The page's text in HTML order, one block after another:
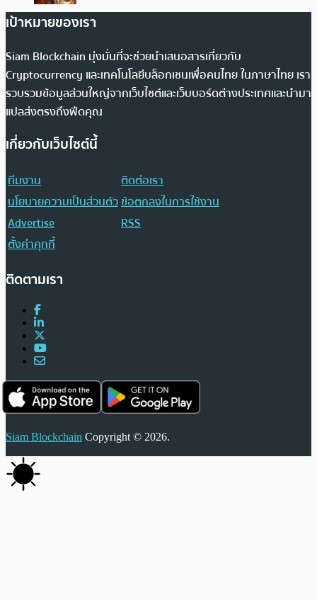
เป้าหมายของเรา
Siam Blockchain มุ่งมั่นที่จะช่วยนำเสนอสารเกี่ยวกับ
Cryptocurrency และเทคโนโลยีบล็อกเชนเพื่อคนไทย ในภาษาไทย เรา
รวบรวมข้อมูลส่วนใหญ่จากเว็บไซต์และเว็บบอร์ดต่างประเทศและนำมา
แปลส่งตรงถึงฟีดคุณ
เกี่ยวกับเว็บไซต์นี้
ทีมงาน
ติดต่อเรา
นโยบายความเป็นส่วนตัวข้อตกลงในการใช้งาน
Advertise
RSS
ตั้งค่าคุกกี้
ติดตามเรา
Siam Blockchain Copyright © 2026.